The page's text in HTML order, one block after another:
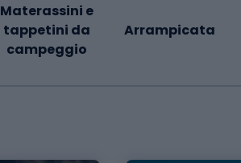
Materassini e
tappetini da
campeggio
Arrampicata